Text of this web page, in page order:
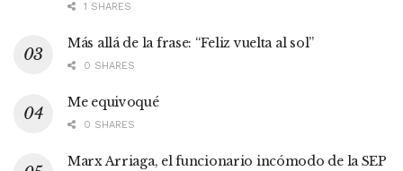
1 SHARES
Más allá de la frase: “Feliz vuelta al sol”
0 SHARES
Me equivoqué
0 SHARES
Marx Arriaga, el funcionario incómodo de la SEP